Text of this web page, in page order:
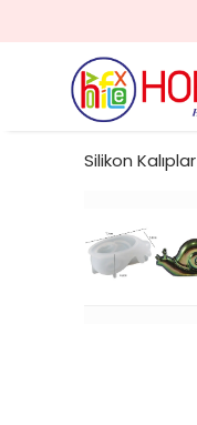
Silikon Kalıplar